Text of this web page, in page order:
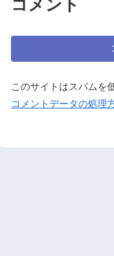
コメント
このサイトはスパムを
コメントデータの処理